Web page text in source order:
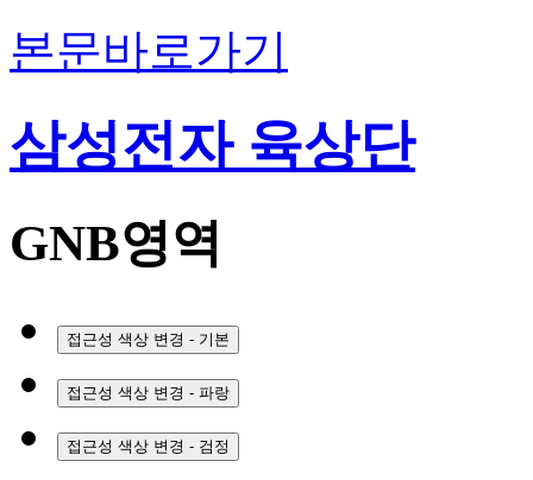
본문바로가기
삼성전자 육상단
GNB영역
접근성 색상 변경 - 기본
접근성 색상 변경 - 파랑
접근성 색상 변경 - 검정